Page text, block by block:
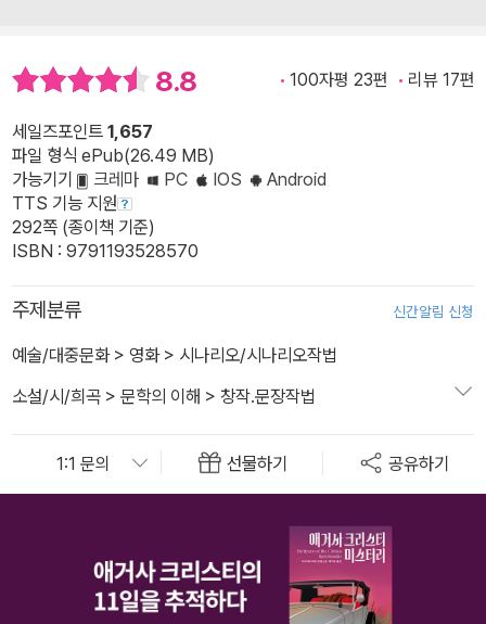
8.8 100자평 23편 리뷰 17편
세일즈포인트 1,657
파일 형식 ePub(26.49 MB)
가능기기
크레마 PC IOS
Android
TTS 기능 지원
292쪽 (종이책 기준)
ISBN : 9791193528570
주제분류 신간알림 신청
예술/대중문화> 영화> 시나리오/시나리오작법
소설/시/희곡 > 문학의 이해 > 창작.문장작법
선물하기 공유하기